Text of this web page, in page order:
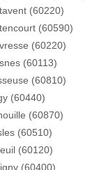
(60220)
(60590)
(60220)
(60113)
(60810)
(60440)
(60870)
(60510)
(60120)
(60400)